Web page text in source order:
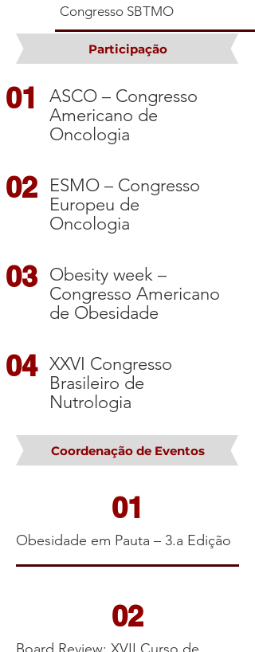
Congresso SBTMO
Participação
01
ASCO – Congresso
Americano de
Oncologia
02
ESMO – Congresso
Europeu de
Oncologia
03
Obesity week –
Congresso Americano
de Obesidade
04 XXVI Congresso
Brasileiro de
Nutrologia
Coordenação de Eventos
01
Obesidade em Pauta – 3.a Edição
02